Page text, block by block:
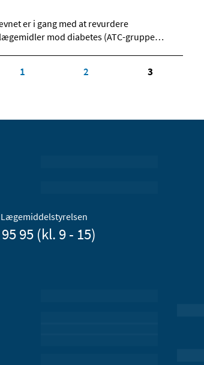
er i gang med at revurdere
mod diabetes (ATC-gruppe…
1 2 3
95 (kl. 9 - 15)